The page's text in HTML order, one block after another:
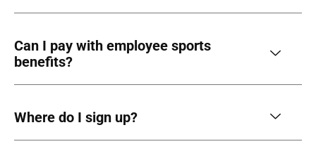
Can I pay with employee sports
benefits?
Where do I sign up?